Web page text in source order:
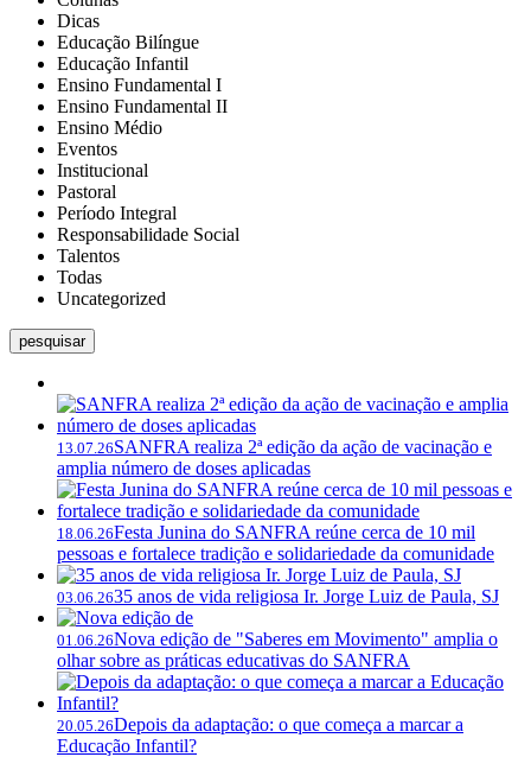
Dicas
Educação Bilíngue
Educação Infantil
Ensino Fundamental I
Ensino Fundamental II
Ensino Médio
Eventos
Institucional
Pastoral
Período Integral
Responsabilidade Social
Talentos
Todas
Uncategorized
pesquisar
13.07.26SANFRA realiza 2ª edição da ação de vacinação e
amplia número de doses aplicadas
18.06.26Festa Junina do SANFRA reúne cerca de 10 mil
pessoas e fortalece tradição e solidariedade da comunidade
03.06.2635 anos de vida religiosa Ir. Jorge Luiz de Paula, SJ
01.06.26Nova edição de "Saberes em Movimento" amplia o
olhar sobre as práticas educativas do SANFRA
20.05.26Depois da adaptação: o que começa a marcar a
Educação Infantil?